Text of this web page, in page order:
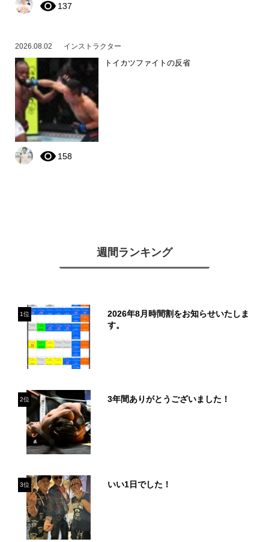
137
2026.08.02 インストラクター
トイカツファイトの反省
158
週間ランキング
1位
2026年8月時間割をお知らせいたしま
す。
2位 3年間ありがとうございました！
3位 いい1日でした！